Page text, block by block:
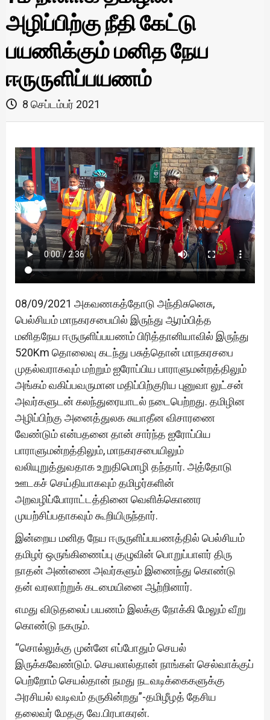
அழிப்பிற்கு நீதி கேட்டு
பயணிக்கும் மனித நேய
ஈருருளிப்பயணம்
8 செப்டம்பர் 2021
08/09/2021 அகவணகத்தோடு அந்திசுனெசு,
பெல்சியம் மாநகரசபையில் இருந்து ஆரம்பித்த
மனிதநேய ஈருருளிப்பயணம் பிரித்தானியாவில் இருந்து
520Km தொலைவு கடந்து பசுத்தொன் மாநகரசபை
முதல்வராகவும் மற்றும் ஐரோப்பிய பாராளுமன்றத்திலும்
அங்கம் வகிப்பவருமான மதிப்பிற்குரிய புனுவா லுட்சன்
அவர்களுடன் கலந்துரையாடல் நடைபெற்றது. தமிழின
அழிப்பிற்கு அனைத்துலக சுயாதீன விசாரணை
வேண்டும் என்பதனை தான் சார்ந்த ஐரோப்பிய
பாராளுமன்றத்திலும், மாநகரசபையிலும்
வலியுறுத்துவதாக உறுதிமொழி தந்தார். அத்தோடு
ஊடகச் செய்தியாகவும் தமிழர்களின்
அறவழிப்போராட்டத்தினை வெளிக்கொணர
முயற்சிப்பதாகவும் கூறியிருந்தார்.
இன்றைய மனித நேய ஈருருளிப்பயணத்தில் பெல்சியம்
தமிழர் ஒருங்கிணைப்பு குழுவின் பொறுப்பாளர் திரு
நாதன் அண்ணை அவர்களும் இணைந்து கொண்டு
தன் வரலாற்றுக் கடமையினை ஆற்றினார்.
எமது விடுதலைப் பயணம் இலக்கு நோக்கி மேலும் வீறு
கொண்டு நகரும்.
“சொல்லுக்கு முன்னே எப்போதும் செயல்
இருக்கவேண்டும். செயலால்தான் நாங்கள் செல்வாக்குப்
பெற்றோம் செயல்தான் நமது நடவடிக்கைகளுக்கு
அரசியல் வடிவம் தருகின்றது”-தமிழீழத் தேசிய
தலைவர் மேதகு வே.பிரபாகரன்.